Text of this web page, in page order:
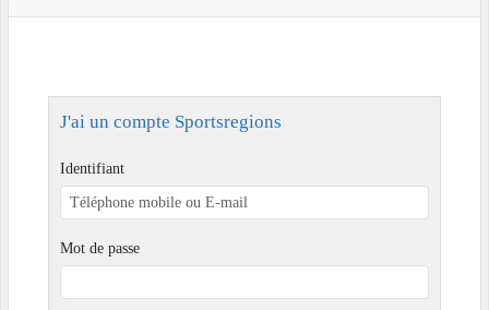
J'ai un compte Sportsregions
Identifiant
Mot de passe